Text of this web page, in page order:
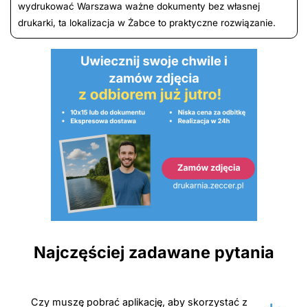
wydrukować Warszawa ważne dokumenty bez własnej
drukarki, ta lokalizacja w Żabce to praktyczne rozwiązanie.
Najczęściej zadawane pytania
Czy muszę pobrać aplikację, aby skorzystać z